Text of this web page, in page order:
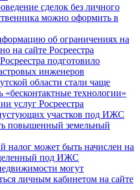
сделок без личного
можно оформить в
об ограничениях на
на сайте Росреестра
подготовило
инженеров
области стали чаще
«бесконтактные технологии»
услуг Росреестра
участков под ИЖС
повышенный земельный
может быть начислен на
под ИЖС
могут
личным кабинетом на сайте